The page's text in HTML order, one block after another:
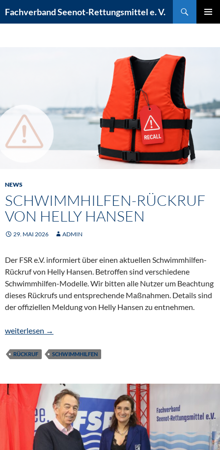
Inhalt
Fachverband Seenot-Rettungsmittel e. V.
NEWS
SCHWIMMHILFEN-RÜCKRUF
VON HELLY HANSEN
29. MAI 2026 ADMIN
Der FSR e.V. informiert über einen aktuellen Schwimmhilfen-
Rückruf von Helly Hansen. Betroffen sind verschiedene
Schwimmhilfen-Modelle. Wir bitten alle Nutzer um Beachtung
dieses Rückrufs und entsprechende Maßnahmen. Details sind
der offiziellen Meldung von Helly Hansen zu entnehmen.
Schwimmhilfen-Rückruf von Helly Hansen
weiterlesen →
RÜCKRUF SCHWIMMHILFEN